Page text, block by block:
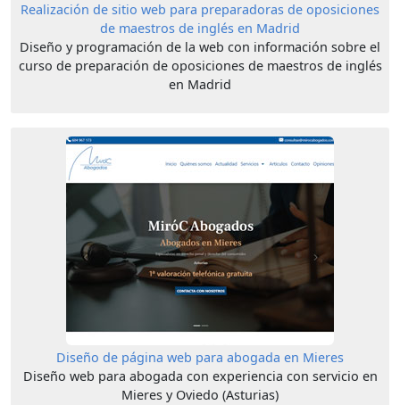
Realización de sitio web para preparadoras de oposiciones
de maestros de inglés en Madrid
Diseño y programación de la web con información sobre el
curso de preparación de oposiciones de maestros de inglés
en Madrid
Diseño de página web para abogada en Mieres
Diseño web para abogada con experiencia con servicio en
Mieres y Oviedo (Asturias)